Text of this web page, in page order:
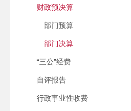
财政预决算
部门预算
部门决算
“三公”经费
自评报告
行政事业性收费